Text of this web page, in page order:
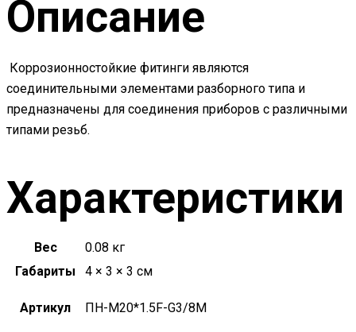
Описание
Коррозионностойкие фитинги являются
соединительными элементами разборного типа и
предназначены для соединения приборов с различными
типами резьб.
Характеристики
Вес
0.08 кг
Габариты
4 × 3 × 3 см
Артикул ПН-M20*1.5F-G3/8M